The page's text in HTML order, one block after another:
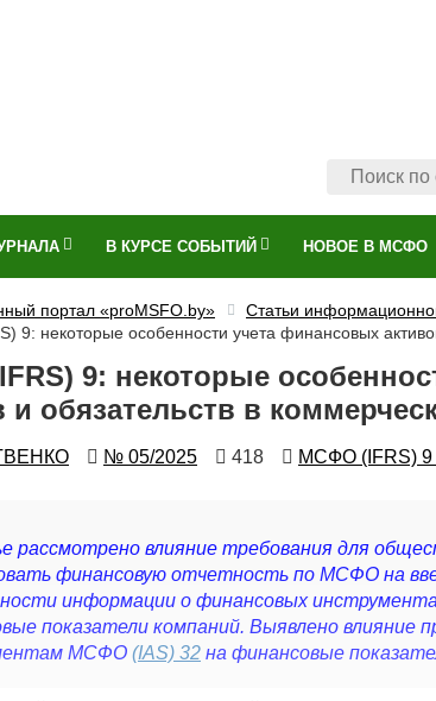
В КУРСЕ СОБЫТИЙ НОВОЕ В МСФО
портал «proMSFO.by» Статьи
9: некоторые особенности учета финансовых
9: некоторые
и обязательств в
Номер
№ 05/2025
Количество
418 Автор
МСФО (IFRS) 9
рассмотрено влияние требования для
финансовую отчетность по МСФО на
информации о финансовых
показатели компаний. Выявлено влияние
МСФО (IAS) 32 на финансовые